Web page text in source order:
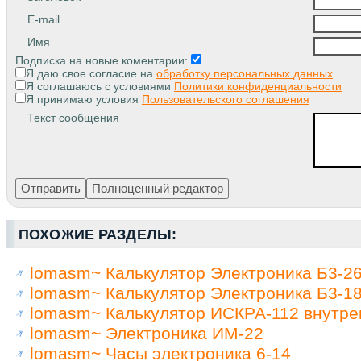
E-mail
Имя
Подписка на новые коментарии:
Я даю свое согласие на обработку персональных данных
Я соглашаюсь с условиями Политики конфиденциальности
Я принимаю условия Пользовательского соглашения
Текст сообщения
ПОХОЖИЕ РАЗДЕЛЫ:
lomasm~ Калькулятор Электроника Б3-26
lomasm~ Калькулятор Электроника Б3-
lomasm~ Калькулятор ИСКРА-112
lomasm~ Электроника ИМ-22
lomasm~ Часы электроника 6-14